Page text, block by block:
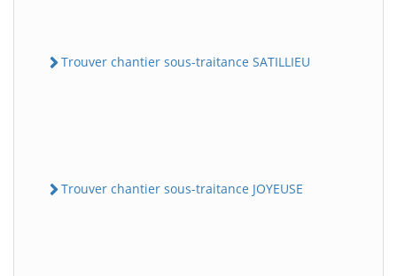
Trouver chantier sous-traitance SATILLIEU
Trouver chantier sous-traitance JOYEUSE